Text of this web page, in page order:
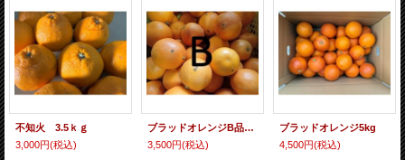
不知火 3.5ｋｇ
3,000円(税込)
ブラッドオレンジB品 5kg
3,500円(税込)
ブラッドオレンジ5kg
4,500円(税込)